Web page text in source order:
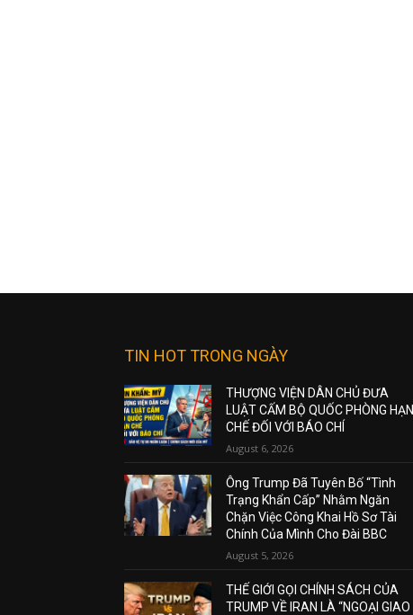
TIN HOT TRONG NGÀY
THƯỢNG VIỆN DÂN CHỦ ĐƯA
LUẬT CẤM BỘ QUỐC PHÒNG HẠN
CHẾ ĐỐI VỚI BÁO CHÍ
August 6, 2026
Ông Trump Đã Tuyên Bố “Tình
Trạng Khẩn Cấp” Nhằm Ngăn
Chặn Việc Công Khai Hồ Sơ Tài
Chính Của Mình Cho Đài BBC
August 5, 2026
THẾ GIỚI GỌI CHÍNH SÁCH CỦA
TRUMP VỀ IRAN LÀ “NGOẠI GIAO